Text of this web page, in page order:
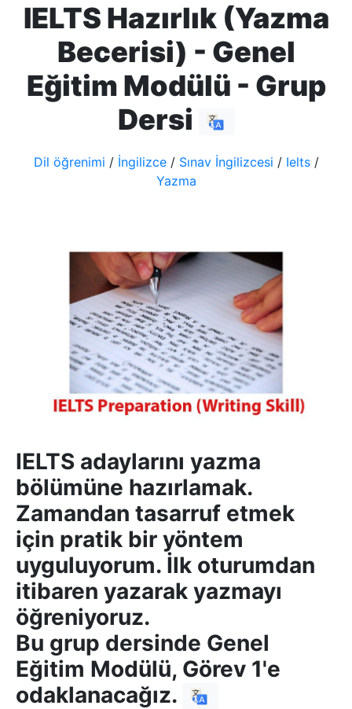
IELTS Hazırlık (Yazma
Becerisi) - Genel
Eğitim Modülü - Grup
Dersi
Dil öğrenimi / İngilizce/ Sınav İngilizcesi / Ielts/
Yazma
IELTS adaylarını yazma
bölümüne hazırlamak.
Zamandan tasarruf etmek
için pratik bir yöntem
uyguluyorum. İlk oturumdan
itibaren yazarak yazmayı
öğreniyoruz.
Bu grup dersinde Genel
Eğitim Modülü, Görev 1'e
odaklanacağız.